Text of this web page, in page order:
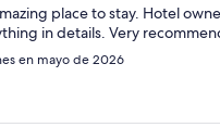
place to stay. Hotel
in details. Very
en mayo de 2026